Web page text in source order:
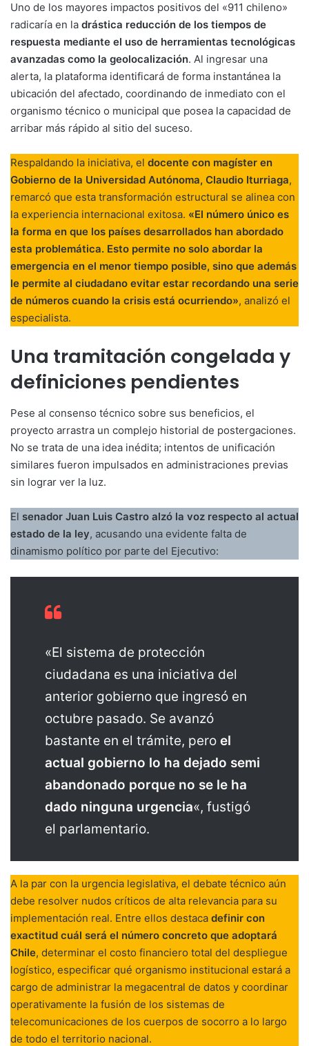
Uno de los mayores impactos positivos del «911 chileno»
radicaría en la drástica reducción de los tiempos de
respuesta mediante el uso de herramientas tecnológicas
avanzadas como la geolocalización. Al ingresar una
alerta, la plataforma identificará de forma instantánea la
ubicación del afectado, coordinando de inmediato con el
organismo técnico o municipal que posea la capacidad de
arribar más rápido al sitio del suceso.
Respaldando la iniciativa, el docente con magíster en
Gobierno de la Universidad Autónoma, Claudio Iturriaga,
remarcó que esta transformación estructural se alinea con
la experiencia internacional exitosa. «El número único es
la forma en que los países desarrollados han abordado
esta problemática. Esto permite no solo abordar la
emergencia en el menor tiempo posible, sino que además
le permite al ciudadano evitar estar recordando una serie
de números cuando la crisis está ocurriendo», analizó el
especialista.
Una tramitación congelada y
definiciones pendientes
Pese al consenso técnico sobre sus beneficios, el
proyecto arrastra un complejo historial de postergaciones.
No se trata de una idea inédita; intentos de unificación
similares fueron impulsados en administraciones previas
sin lograr ver la luz.
El senador Juan Luis Castro alzó la voz respecto al actual
estado de la ley, acusando una evidente falta de
dinamismo político por parte del Ejecutivo:
«El sistema de protección
ciudadana es una iniciativa del
anterior gobierno que ingresó en
octubre pasado. Se avanzó
bastante en el trámite, pero el
actual gobierno lo ha dejado semi
abandonado porque no se le ha
dado ninguna urgencia«, fustigó
el parlamentario.
A la par con la urgencia legislativa, el debate técnico aún
debe resolver nudos críticos de alta relevancia para su
implementación real. Entre ellos destaca definir con
exactitud cuál será el número concreto que adoptará
Chile, determinar el costo financiero total del despliegue
logístico, especificar qué organismo institucional estará a
cargo de administrar la megacentral de datos y coordinar
operativamente la fusión de los sistemas de
telecomunicaciones de los cuerpos de socorro a lo largo
de todo el territorio nacional.